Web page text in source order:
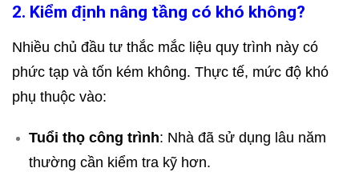
2. Kiểm định nâng tầng có khó không?
Nhiều chủ đầu tư thắc mắc liệu quy trình này có
phức tạp và tốn kém không. Thực tế, mức độ khó
phụ thuộc vào:
Tuổi thọ công trình: Nhà đã sử dụng lâu năm
thường cần kiểm tra kỹ hơn.